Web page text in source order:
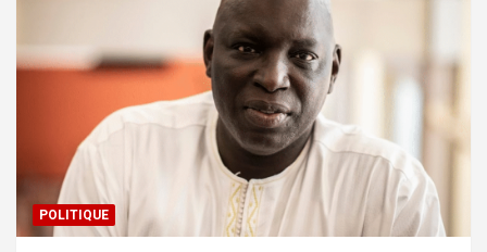
POLITIQUE